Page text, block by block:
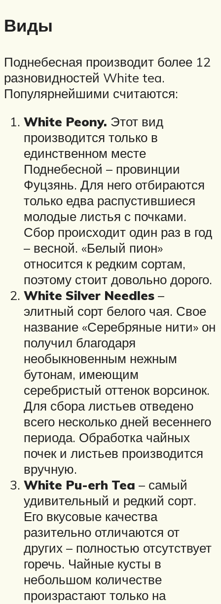
Виды
Поднебесная производит более 12
разновидностей White tea.
Популярнейшими считаются:
White Peony. Этот вид
производится только в
единственном месте
Поднебесной – провинции
Фуцзянь. Для него отбираются
только едва распустившиеся
молодые листья с почками.
Сбор происходит один раз в год
– весной. «Белый пион»
относится к редким сортам,
поэтому стоит довольно дорого.
White Silver Needles –
элитный сорт белого чая. Свое
название «Серебряные нити» он
получил благодаря
необыкновенным нежным
бутонам, имеющим
серебристый оттенок ворсинок.
Для сбора листьев отведено
всего несколько дней весеннего
периода. Обработка чайных
почек и листьев производится
вручную.
White Pu-erh Tea – самый
удивительный и редкий сорт.
Его вкусовые качества
разительно отличаются от
других – полностью отсутствует
горечь. Чайные кусты в
небольшом количестве
произрастают только на